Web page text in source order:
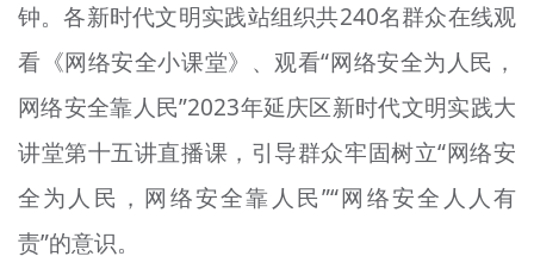
钟。各新时代文明实践站组织共240名群众在线观
看《网络安全小课堂》、观看“网络安全为人民，
网络安全靠人民”2023年延庆区新时代文明实践大
讲堂第十五讲直播课，引导群众牢固树立“网络安
全为人民，网络安全靠人民”“网络安全人人有
责”的意识。